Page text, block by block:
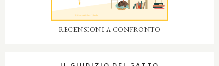
RECENSIONI A CONFRONTO